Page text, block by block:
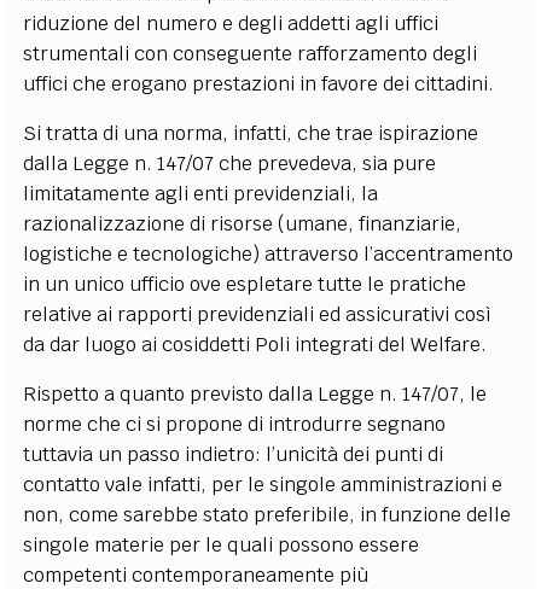
riduzione del numero e degli addetti agli uffici
strumentali con conseguente rafforzamento degli
uffici che erogano prestazioni in favore dei cittadini.
Si tratta di una norma, infatti, che trae ispirazione
dalla Legge n. 147/07 che prevedeva, sia pure
limitatamente agli enti previdenziali, la
razionalizzazione di risorse (umane, finanziarie,
logistiche e tecnologiche) attraverso l’accentramento
in un unico ufficio ove espletare tutte le pratiche
relative ai rapporti previdenziali ed assicurativi così
da dar luogo ai cosiddetti Poli integrati del Welfare.
Rispetto a quanto previsto dalla Legge n. 147/07, le
norme che ci si propone di introdurre segnano
tuttavia un passo indietro: l’unicità dei punti di
contatto vale infatti, per le singole amministrazioni e
non, come sarebbe stato preferibile, in funzione delle
singole materie per le quali possono essere
competenti contemporaneamente più